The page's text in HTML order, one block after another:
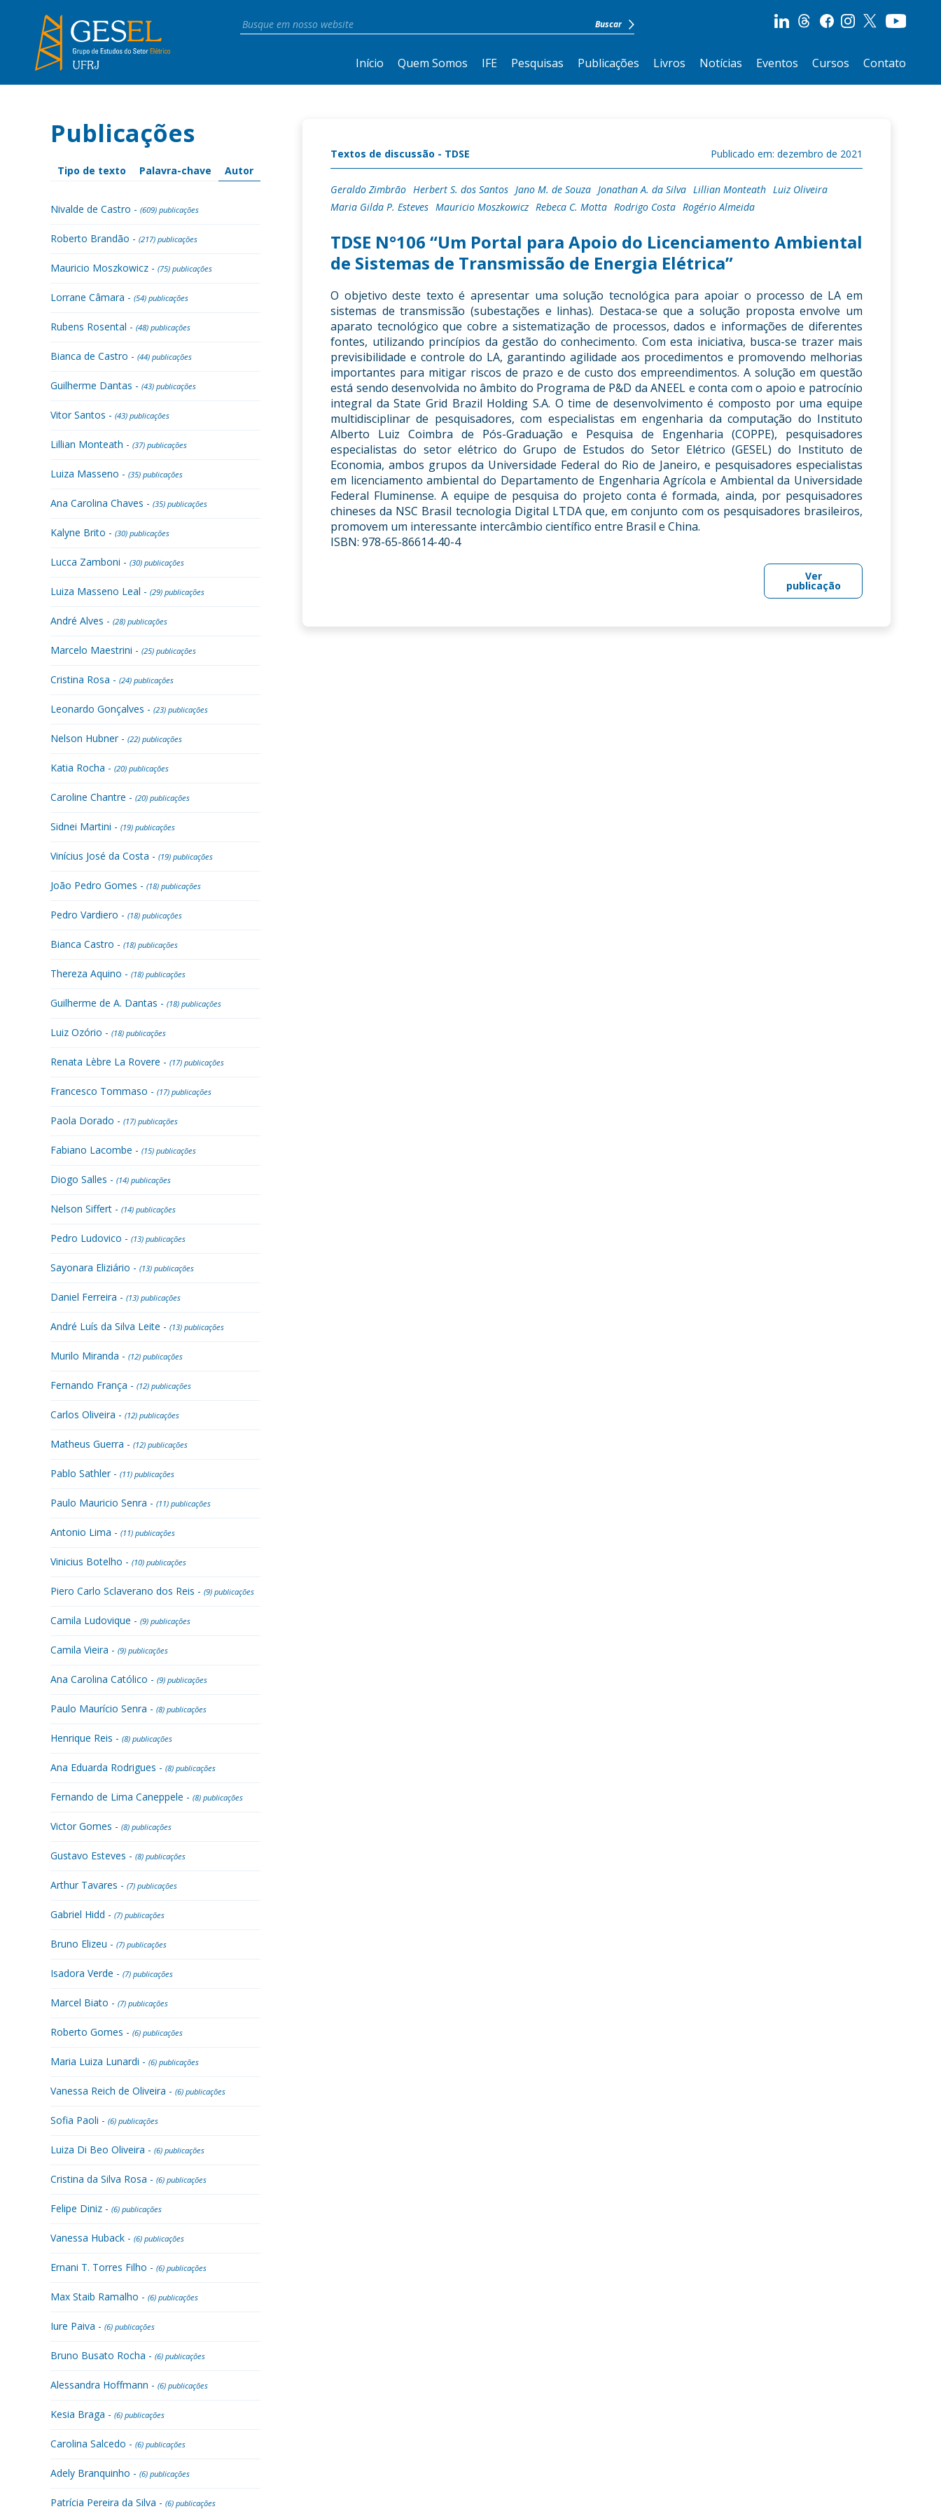
Início Quem Somos IFE Pesquisas Publicações Livros Notícias Eventos Cursos Contato
Publicações
Tipo de texto Palavra-chave Autor
Nivalde de Castro - (609) publicações
Roberto Brandão - (217) publicações
Mauricio Moszkowicz - (75) publicações
Lorrane Câmara - (54) publicações
Rubens Rosental - (48) publicações
Bianca de Castro - (44) publicações
Guilherme Dantas - (43) publicações
Vitor Santos - (43) publicações
Lillian Monteath - (37) publicações
Luiza Masseno - (35) publicações
Ana Carolina Chaves - (35) publicações
Kalyne Brito - (30) publicações
Lucca Zamboni - (30) publicações
Luiza Masseno Leal - (29) publicações
André Alves - (28) publicações
Marcelo Maestrini - (25) publicações
Cristina Rosa - (24) publicações
Leonardo Gonçalves - (23) publicações
Nelson Hubner - (22) publicações
Katia Rocha - (20) publicações
Caroline Chantre - (20) publicações
Sidnei Martini - (19) publicações
Vinícius José da Costa - (19) publicações
João Pedro Gomes - (18) publicações
Pedro Vardiero - (18) publicações
Bianca Castro - (18) publicações
Thereza Aquino - (18) publicações
Guilherme de A. Dantas - (18) publicações
Luiz Ozório - (18) publicações
Renata Lèbre La Rovere - (17) publicações
Francesco Tommaso - (17) publicações
Paola Dorado - (17) publicações
Fabiano Lacombe - (15) publicações
Diogo Salles - (14) publicações
Nelson Siffert - (14) publicações
Pedro Ludovico - (13) publicações
Sayonara Eliziário - (13) publicações
Daniel Ferreira - (13) publicações
André Luís da Silva Leite - (13) publicações
Murilo Miranda - (12) publicações
Fernando França - (12) publicações
Carlos Oliveira - (12) publicações
Matheus Guerra - (12) publicações
Pablo Sathler - (11) publicações
Paulo Mauricio Senra - (11) publicações
Antonio Lima - (11) publicações
Vinicius Botelho - (10) publicações
Piero Carlo Sclaverano dos Reis - (9) publicações
Camila Ludovique - (9) publicações
Camila Vieira - (9) publicações
Ana Carolina Católico - (9) publicações
Paulo Maurício Senra - (8) publicações
Henrique Reis - (8) publicações
Ana Eduarda Rodrigues - (8) publicações
Fernando de Lima Caneppele - (8) publicações
Victor Gomes - (8) publicações
Gustavo Esteves - (8) publicações
Arthur Tavares - (7) publicações
Gabriel Hidd - (7) publicações
Bruno Elizeu - (7) publicações
Isadora Verde - (7) publicações
Marcel Biato - (7) publicações
Roberto Gomes - (6) publicações
Maria Luiza Lunardi - (6) publicações
Vanessa Reich de Oliveira - (6) publicações
Sofia Paoli - (6) publicações
Luiza Di Beo Oliveira - (6) publicações
Cristina da Silva Rosa - (6) publicações
Felipe Diniz - (6) publicações
Vanessa Huback - (6) publicações
Ernani T. Torres Filho - (6) publicações
Max Staib Ramalho - (6) publicações
Iure Paiva - (6) publicações
Bruno Busato Rocha - (6) publicações
Alessandra Hoffmann - (6) publicações
Kesia Braga - (6) publicações
Carolina Salcedo - (6) publicações
Adely Branquinho - (6) publicações
Patrícia Pereira da Silva - (6) publicações
Textos de discussão - TDSE Publicado em: dezembro de 2021
Geraldo Zimbrão Herbert S. dos Santos Jano M. de Souza Jonathan A. da Silva Lillian Monteath Luiz Oliveira
Maria Gilda P. Esteves Mauricio Moszkowicz Rebeca C. Motta Rodrigo Costa Rogério Almeida
TDSE N°106 “Um Portal para Apoio do Licenciamento Ambiental
de Sistemas de Transmissão de Energia Elétrica”
O objetivo deste texto é apresentar uma solução tecnológica para apoiar o processo de LA em
sistemas de transmissão (subestações e linhas). Destaca-se que a solução proposta envolve um
aparato tecnológico que cobre a sistematização de processos, dados e informações de diferentes
fontes, utilizando princípios da gestão do conhecimento. Com esta iniciativa, busca-se trazer mais
previsibilidade e controle do LA, garantindo agilidade aos procedimentos e promovendo melhorias
importantes para mitigar riscos de prazo e de custo dos empreendimentos. A solução em questão
está sendo desenvolvida no âmbito do Programa de P&D da ANEEL e conta com o apoio e patrocínio
integral da State Grid Brazil Holding S.A. O time de desenvolvimento é composto por uma equipe
multidisciplinar de pesquisadores, com especialistas em engenharia da computação do Instituto
Alberto Luiz Coimbra de Pós-Graduação e Pesquisa de Engenharia (COPPE), pesquisadores
especialistas do setor elétrico do Grupo de Estudos do Setor Elétrico (GESEL) do Instituto de
Economia, ambos grupos da Universidade Federal do Rio de Janeiro, e pesquisadores especialistas
em licenciamento ambiental do Departamento de Engenharia Agrícola e Ambiental da Universidade
Federal Fluminense. A equipe de pesquisa do projeto conta é formada, ainda, por pesquisadores
chineses da NSC Brasil tecnologia Digital LTDA que, em conjunto com os pesquisadores brasileiros,
promovem um interessante intercâmbio científico entre Brasil e China.
ISBN: 978-65-86614-40-4
Ver
publicação